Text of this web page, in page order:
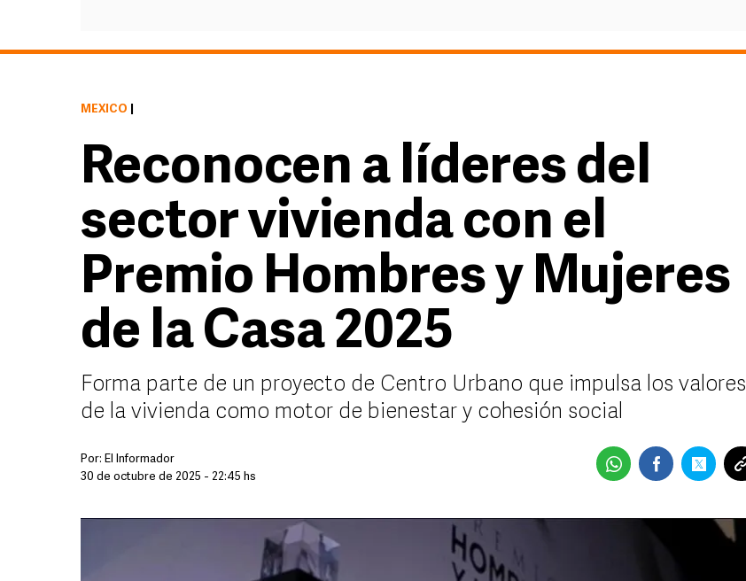
MÉXICO
Reconocen a líderes del
sector vivienda con el
Premio Hombres y Mujeres
de la Casa 2025
Forma parte de un proyecto de Centro Urbano que impulsa los valores
de la vivienda como motor de bienestar y cohesión social
Por: El Informador
30 de octubre de 2025 - 22:45 hs